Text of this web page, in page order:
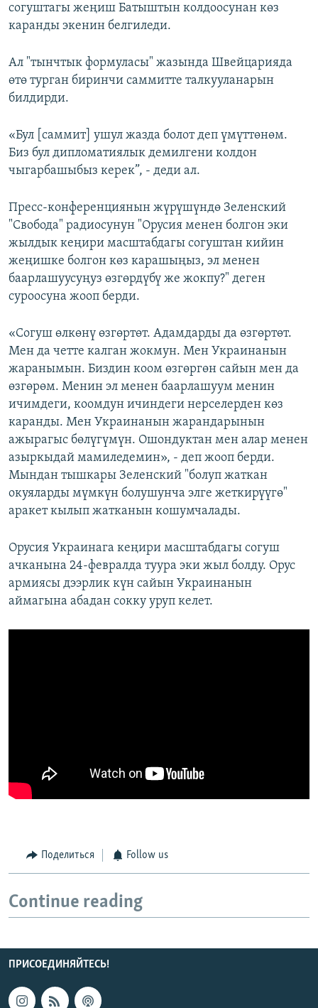
согуштагы жеңиш Батыштын колдоосунан көз
каранды экенин белгиледи.
Ал "тынчтык формуласы" жазында Швейцарияда
өтө турган биринчи саммитте талкууланарын
билдирди.
«Бул [саммит] ушул жазда болот деп үмүттөнөм.
Биз бул дипломатиялык демилгени колдон
чыгарбашыбыз керек”, - деди ал.
Пресс-конференциянын жүрүшүндө Зеленский
"Свобода" радиосунун "Орусия менен болгон эки
жылдык кеңири масштабдагы согуштан кийин
жеңишке болгон көз карашыңыз, эл менен
баарлашуусуңуз өзгөрдүбү же жокпу?" деген
суроосуна жооп берди.
«Согуш өлкөнү өзгөртөт. Адамдарды да өзгөртөт.
Мен да четте калган жокмун. Мен Украинанын
жаранымын. Биздин коом өзгөргөн сайын мен да
өзгөрөм. Менин эл менен баарлашуум менин
ичимдеги, коомдун ичиндеги нерселерден көз
каранды. Мен Украинанын жарандарынын
ажырагыс бөлүгүмүн. Ошондуктан мен алар менен
азыркыдай мамиледемин», - деп жооп берди.
Мындан тышкары Зеленский "болуп жаткан
окуяларды мүмкүн болушунча элге жеткирүүгө"
аракет кылып жатканын кошумчалады.
Орусия Украинага кеңири масштабдагы согуш
ачканына 24-февралда туура эки жыл болду. Орус
армиясы дээрлик күн сайын Украинанын
аймагына абадан сокку уруп келет.
Поделиться Follow us
Continue reading
ПРИСОЕДИНЯЙТЕСЬ!